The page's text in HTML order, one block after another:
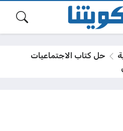
حل كتاب الاجتماعيات